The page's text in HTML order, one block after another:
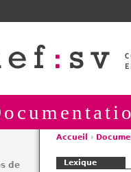
Accueil ›
Lexique
de